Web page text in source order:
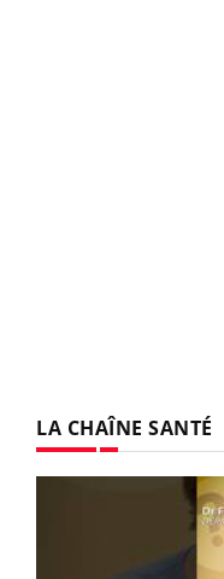
LA CHAÎNE SANTÉ